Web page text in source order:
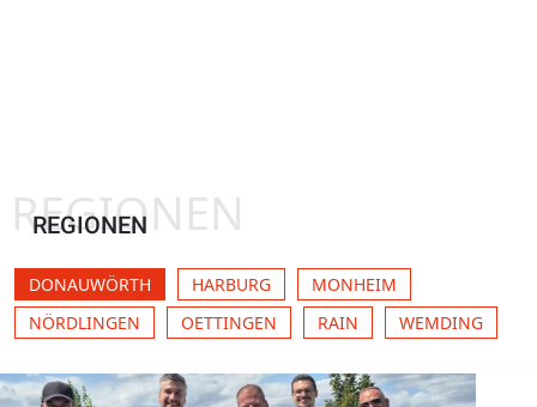
REGIONEN
REGIONEN
DONAUWÖRTH HARBURG
MONHEIM
NÖRDLINGEN
OETTINGEN RAIN WEMDING